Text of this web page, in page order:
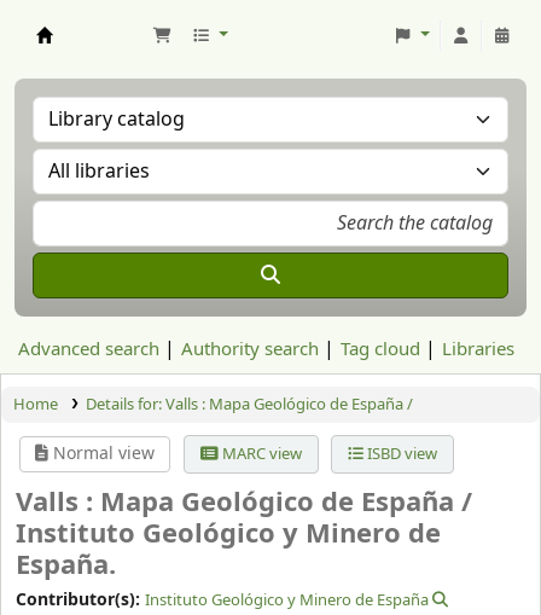
Advanced search Authority search Tag cloud Libraries
Home Details for:Valls : Mapa Geológico de España /
Normal view MARC view ISBD view
Valls : Mapa Geológico de España /
Instituto Geológico y Minero de
España.
Contributor(s): Instituto Geológico y Minero de España